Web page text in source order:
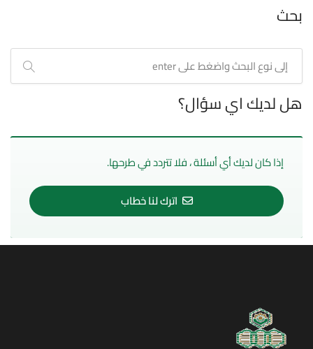
بحث
هل لديك اي سؤال؟
إذا كان لديك أي أسئلة ، فلا تتردد في طرحها.
اترك لنا خطاب